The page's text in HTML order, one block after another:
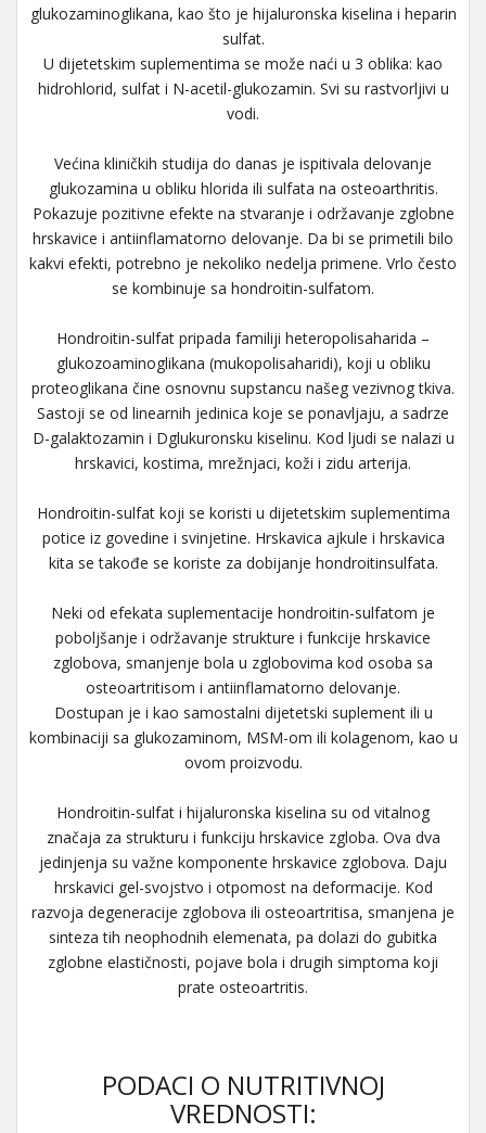
glukozaminoglikana, kao što je hijaluronska kiselina i heparin
sulfat.
U dijetetskim suplementima se može naći u 3 oblika: kao
hidrohlorid, sulfat i N-acetil-glukozamin. Svi su rastvorljivi u
vodi.
Većina kliničkih studija do danas je ispitivala delovanje
glukozamina u obliku hlorida ili sulfata na osteoarthritis.
Pokazuje pozitivne efekte na stvaranje i održavanje zglobne
hrskavice i antiinflamatorno delovanje. Da bi se primetili bilo
kakvi efekti, potrebno je nekoliko nedelja primene. Vrlo često
se kombinuje sa hondroitin-sulfatom.
Hondroitin-sulfat pripada familiji heteropolisaharida –
glukozoaminoglikana (mukopolisaharidi), koji u obliku
proteoglikana čine osnovnu supstancu našeg vezivnog tkiva.
Sastoji se od linearnih jedinica koje se ponavljaju, a sadrze
D-galaktozamin i D­glukuronsku kiselinu. Kod ljudi se nalazi u
hrskavici, kostima, mrežnjaci, koži i zidu arterija.
Hondroitin-sulfat koji se koristi u dijetetskim suplementima
potice iz govedine i svinjetine. Hrskavica ajkule i hrskavica
kita se takođe se koriste za dobijanje hondroitin­sulfata.
Neki od efekata suplementacije hondroitin-sulfatom je
poboljšanje i održavanje strukture i funkcije hrskavice
zglobova, smanjenje bola u zglobovima kod osoba sa
osteoartritisom i antiinflamatorno delovanje.
Dostupan je i kao samostalni dijetetski suplement ili u
kombinaciji sa glukozaminom, MSM-om ili kolagenom, kao u
ovom proizvodu.
Hondroitin-sulfat i hijaluronska kiselina su od vitalnog
značaja za strukturu i funkciju hrskavice zgloba. Ova dva
jedinjenja su važne komponente hrskavice zglobova. Daju
hrskavici gel-svojstvo i otpomost na deformacije. Kod
razvoja degeneracije zglobova ili osteoartritisa, smanjena je
sinteza tih neophodnih elemenata, pa dolazi do gubitka
zglobne elastičnosti, pojave bola i drugih simptoma koji
prate osteoartritis.
PODACI O NUTRITIVNOJ
VREDNOSTI: